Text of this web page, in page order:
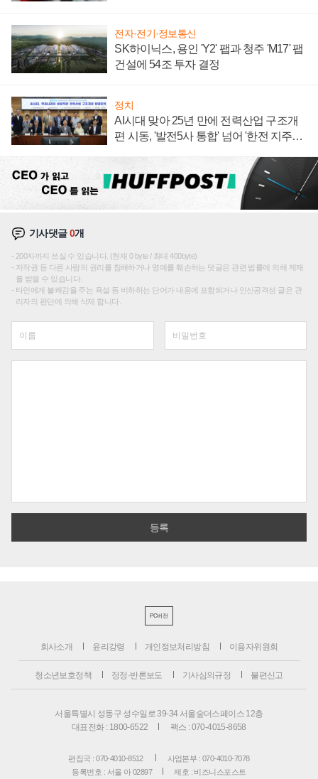
전자·전기·정보통신
SK하이닉스, 용인 'Y2' 팹과 청주 'M17' 팹
건설에 54조 투자 결정
정치
AI시대 맞아 25년 만에 전력산업 구조개
편 시동, '발전5사 통합' 넘어 '한전 지주사'
기사댓글0개
200자까지 쓰실 수 있습니다. (현재 0 byte / 최대 400byte)
저작권 등 다른 사람의 권리를 침해하거나 명예를 훼손하는 댓글은 관련 법률에 의해 제재
를 받을 수 있습니다.
타인에게 불쾌감을 주는 욕설 등 비하하는 단어가 내용에 포함되거나 인신공격성 글은 관
리자의 판단에 의해 삭제 합니다.
PC버전
회사소개 윤리강령 개인정보처리방침 이용자위원회
청소년보호정책 정정·반론보도 기사심의규정 불편신고
서울특별시 성동구 성수일로 39-34 서울숲더스페이스 12층
대표전화 : 1800-6522
팩스 : 070-4015-8658
편집국 : 070-4010-8512
사업본부 : 070-4010-7078
등록번호 : 서울 아 02897
제호 : 비즈니스포스트